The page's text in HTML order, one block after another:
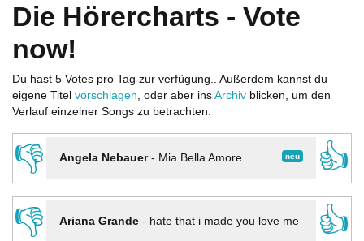
Die Hörercharts - Vote
now!
Du hast 5 Votes pro Tag zur verfügung.. Außerdem kannst du
eigene Titel vorschlagen, oder aber ins Archiv blicken, um den
Verlauf einzelner Songs zu betrachten.
👎 neu
Angela Nebauer- Mia Bella Amore
👍
👎
Ariana Grande- hate that i made you love me
👍